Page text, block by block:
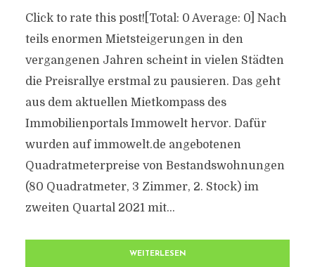
Click to rate this post![Total: 0 Average: 0] Nach
teils enormen Mietsteigerungen in den
vergangenen Jahren scheint in vielen Städten
die Preisrallye erstmal zu pausieren. Das geht
aus dem aktuellen Mietkompass des
Immobilienportals Immowelt hervor. Dafür
wurden auf immowelt.de angebotenen
Quadratmeterpreise von Bestandswohnungen
(80 Quadratmeter, 3 Zimmer, 2. Stock) im
zweiten Quartal 2021 mit...
WEITERLESEN